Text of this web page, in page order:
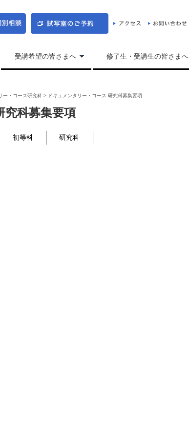
受講希望の皆さまへ 修了生・受講生の皆さまへ
ー・コース研究科 > ドキュメンタリー・コース 研究科募集要項
究科募集要項
初等科 研究科